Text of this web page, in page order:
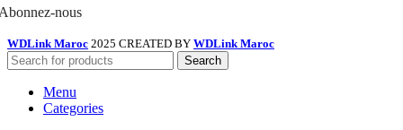
nous
WDLink Maroc 2025 CREATED BY WDLink Maroc
Search
Menu
Categories